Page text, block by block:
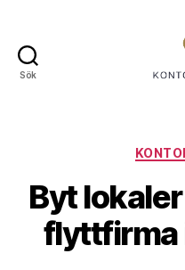
Sök
Byt
flyttfirma